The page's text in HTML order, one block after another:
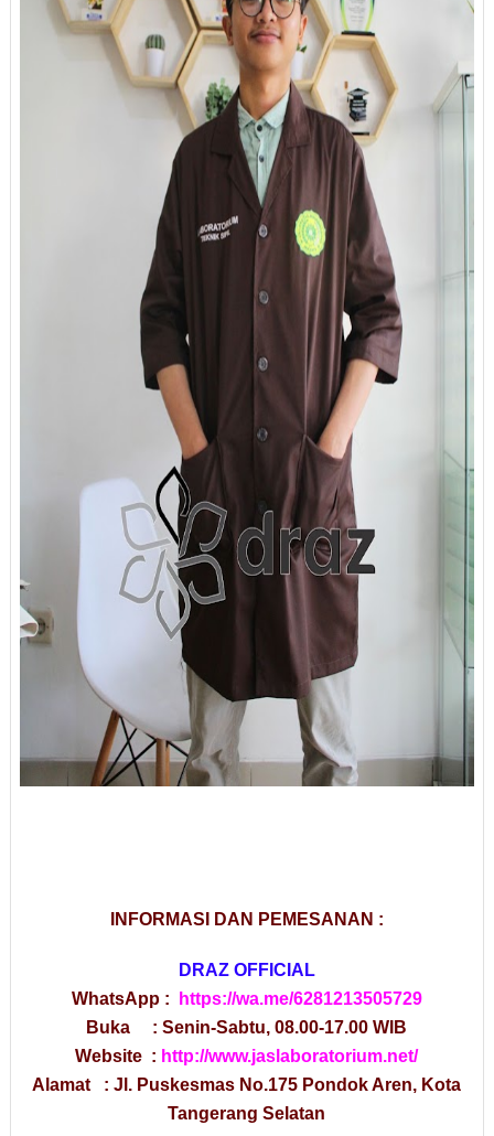
INFORMASI DAN PEMESANAN :
DRAZ OFFICIAL
WhatsApp :
https://wa.me/6281213505729
Buka : Senin-Sabtu, 08.00-17.00 WIB
Website : http://www.jaslaboratorium.net/
Alamat : Jl. Puskesmas No.175 Pondok Aren, Kota
Tangerang Selatan